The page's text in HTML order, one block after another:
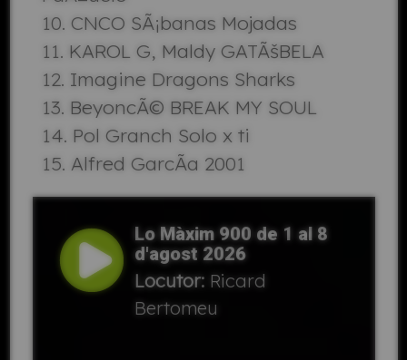
CNCO SÃ¡banas Mojadas
KAROL G, Maldy GATÃšBELA
Imagine Dragons Sharks
BeyoncÃ© BREAK MY SOUL
Pol Granch Solo x ti
Alfred GarcÃ­a 2001
Lo Màxim 900 de 1 al 8
d'agost 2026
Locutor: Ricard
Bertomeu